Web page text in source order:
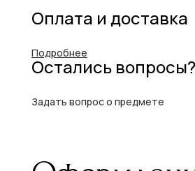
Оплата и доставка
Подробнее
Остались вопросы?
Задать вопрос о предмете